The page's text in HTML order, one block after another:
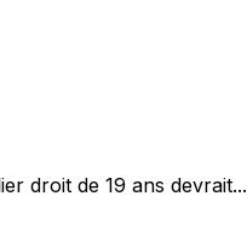
droit de 19 ans devrait...